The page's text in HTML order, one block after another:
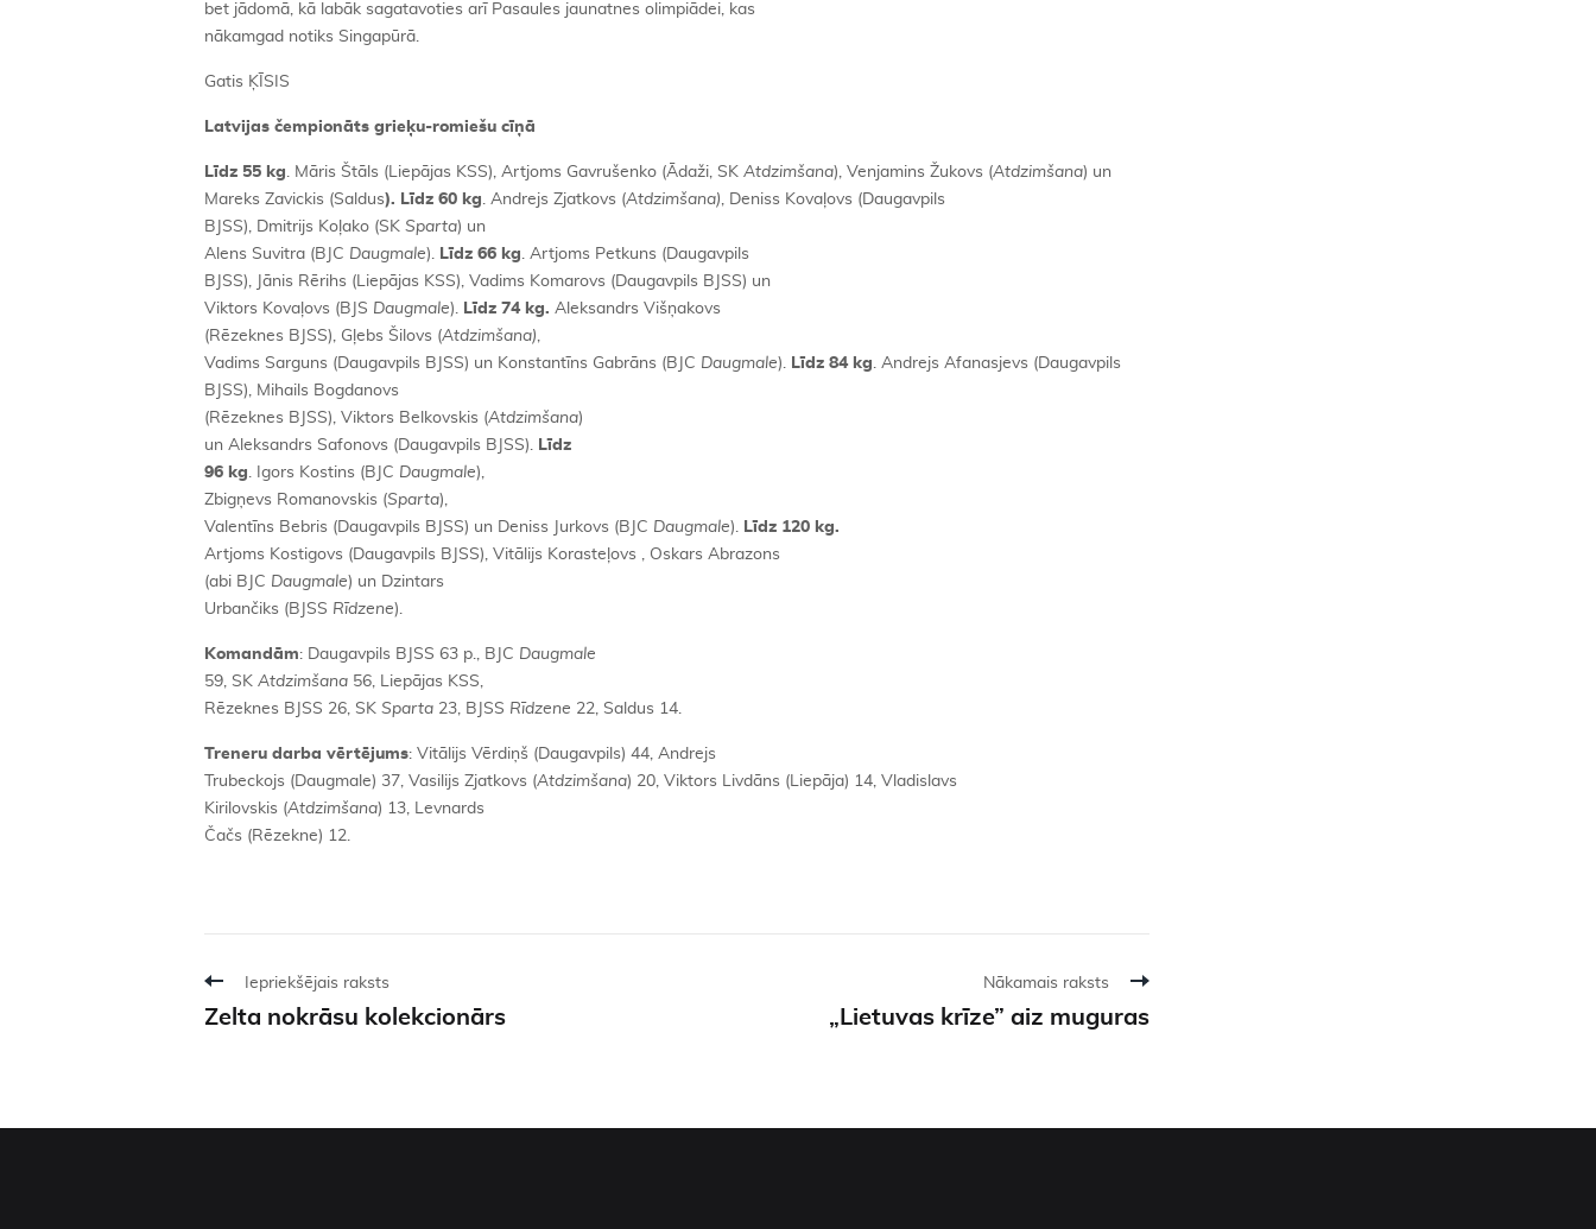
bet jādomā, kā labāk sagatavoties arī Pasaules jaunatnes olimpiādei, kas
nākamgad notiks Singapūrā.
Gatis ĶĪSIS
Latvijas čempionāts grieķu-romiešu cīņā
Līdz 55 kg. Māris Štāls (Liepājas KSS), Artjoms Gavrušenko (Ādaži, SK Atdzimšana), Venjamins Žukovs (Atdzimšana) un
Mareks Zavickis (Saldus). Līdz 60 kg. Andrejs Zjatkovs (Atdzimšana), Deniss Kovaļovs (Daugavpils
BJSS), Dmitrijs Koļako (SK Sparta) un
Alens Suvitra (BJC Daugmale). Līdz 66 kg. Artjoms Petkuns (Daugavpils
BJSS), Jānis Rērihs (Liepājas KSS), Vadims Komarovs (Daugavpils BJSS) un
Viktors Kovaļovs (BJS Daugmale). Līdz 74 kg. Aleksandrs Višņakovs
(Rēzeknes BJSS), Gļebs Šilovs (Atdzimšana),
Vadims Sarguns (Daugavpils BJSS) un Konstantīns Gabrāns (BJC Daugmale). Līdz 84 kg. Andrejs Afanasjevs (Daugavpils
BJSS), Mihails Bogdanovs
(Rēzeknes BJSS), Viktors Belkovskis (Atdzimšana)
un Aleksandrs Safonovs (Daugavpils BJSS). Līdz
96 kg. Igors Kostins (BJC Daugmale),
Zbigņevs Romanovskis (Sparta),
Valentīns Bebris (Daugavpils BJSS) un Deniss Jurkovs (BJC Daugmale). Līdz 120 kg.
Artjoms Kostigovs (Daugavpils BJSS), Vitālijs Korasteļovs , Oskars Abrazons
(abi BJC Daugmale) un Dzintars
Urbančiks (BJSS Rīdzene).
Komandām: Daugavpils BJSS 63 p., BJC Daugmale
59, SK Atdzimšana 56, Liepājas KSS,
Rēzeknes BJSS 26, SK Sparta 23, BJSS Rīdzene 22, Saldus 14.
Treneru darba vērtējums: Vitālijs Vērdiņš (Daugavpils) 44, Andrejs
Trubeckojs (Daugmale) 37, Vasilijs Zjatkovs (Atdzimšana) 20, Viktors Livdāns (Liepāja) 14, Vladislavs
Kirilovskis (Atdzimšana) 13, Levnards
Čačs (Rēzekne) 12.
Iepriekšējais raksts
Zelta nokrāsu kolekcionārs
Nākamais raksts
„Lietuvas krīze” aiz muguras